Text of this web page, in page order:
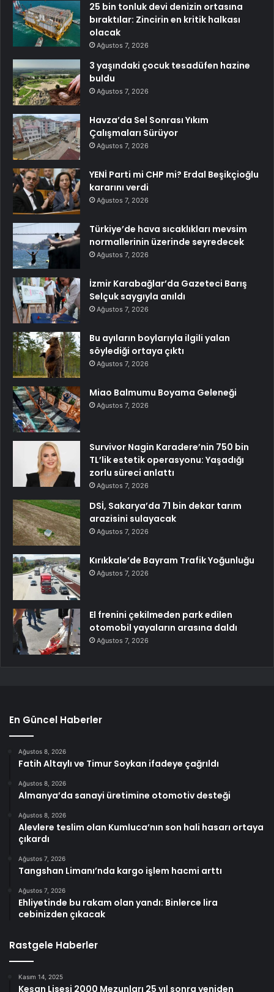
25 bin tonluk devi denizin ortasına
bıraktılar: Zincirin en kritik halkası
olacak
Ağustos 7, 2026
3 yaşındaki çocuk tesadüfen hazine
buldu
Ağustos 7, 2026
Havza’da Sel Sonrası Yıkım
Çalışmaları Sürüyor
Ağustos 7, 2026
YENİ Parti mi CHP mi? Erdal Beşikçioğlu
kararını verdi
Ağustos 7, 2026
Türkiye’de hava sıcaklıkları mevsim
normallerinin üzerinde seyredecek
Ağustos 7, 2026
İzmir Karabağlar’da Gazeteci Barış
Selçuk saygıyla anıldı
Ağustos 7, 2026
Bu ayıların boylarıyla ilgili yalan
söylediği ortaya çıktı
Ağustos 7, 2026
Miao Balmumu Boyama Geleneği
Ağustos 7, 2026
Survivor Nagin Karadere’nin 750 bin
TL’lik estetik operasyonu: Yaşadığı
zorlu süreci anlattı
Ağustos 7, 2026
DSİ, Sakarya’da 71 bin dekar tarım
arazisini sulayacak
Ağustos 7, 2026
Kırıkkale’de Bayram Trafik Yoğunluğu
Ağustos 7, 2026
El frenini çekilmeden park edilen
otomobil yayaların arasına daldı
Ağustos 7, 2026
En Güncel Haberler
Ağustos 8, 2026
Fatih Altaylı ve Timur Soykan ifadeye çağrıldı
Ağustos 8, 2026
Almanya’da sanayi üretimine otomotiv desteği
Ağustos 8, 2026
Alevlere teslim olan Kumluca’nın son hali hasarı ortaya
çıkardı
Ağustos 7, 2026
Tangshan Limanı’nda kargo işlem hacmi arttı
Ağustos 7, 2026
Ehliyetinde bu rakam olan yandı: Binlerce lira
cebinizden çıkacak
Rastgele Haberler
Kasım 14, 2025
Keşan Lisesi 2000 Mezunları 25 yıl sonra yeniden